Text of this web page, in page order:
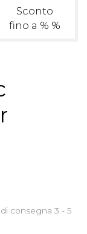
Sconto
fino a % %
consegna 3 - 5